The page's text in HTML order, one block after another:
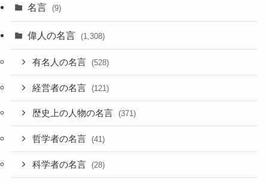
名言 (9)
偉人の名言 (1,308)
有名人の名言 (528)
経営者の名言 (121)
歴史上の人物の名言 (371)
哲学者の名言 (41)
科学者の名言 (28)